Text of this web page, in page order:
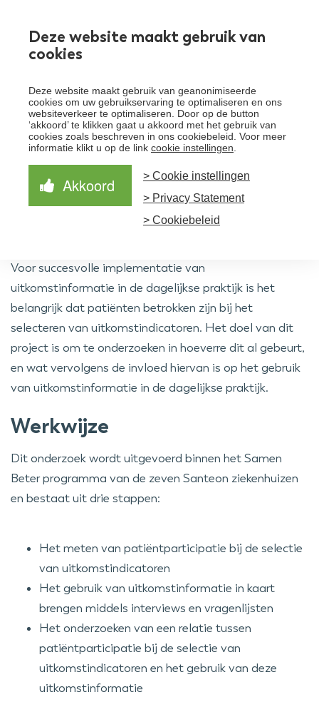
Deze website maakt gebruik van
cookies
Deze website maakt gebruik van geanonimiseerde
cookies om uw gebruikservaring te optimaliseren en ons
websiteverkeer te optimaliseren. Door op de button
‘akkoord’ te klikken gaat u akkoord met het gebruik van
cookies zoals beschreven in ons cookiebeleid. Voor meer
informatie klikt u op de link cookie instellingen
Akkoord
> Cookie instellingen
> Privacy Statement
> Cookiebeleid
Over Santeon
Waardegedreven zorg
aanpak
Samen Beter
Nieuws
Schrijf je in voor de nieuwsbrief
Schrijf je in voor onze nieuwsbrief en ontvang het
laatste nieuws!
Aanmelden nieuwsbrief
Voor succesvolle implementatie van
uitkomstinformatie in de dagelijkse praktijk is het
belangrijk dat patiënten betrokken zijn bij het
selecteren van uitkomstindicatoren. Het doel van dit
project is om te onderzoeken in hoeverre dit al gebeurt,
en wat vervolgens de invloed hiervan is op het gebruik
van uitkomstinformatie in de dagelijkse praktijk.
Werkwijze
Dit onderzoek wordt uitgevoerd binnen het Samen
Beter programma van de zeven Santeon ziekenhuizen
en bestaat uit drie stappen:
Het meten van patiëntparticipatie bij de selectie
van uitkomstindicatoren
Het gebruik van uitkomstinformatie in kaart
brengen middels interviews en vragenlijsten
Het onderzoeken van een relatie tussen
patiëntparticipatie bij de selectie van
uitkomstindicatoren en het gebruik van deze
uitkomstinformatie